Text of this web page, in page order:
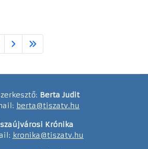
Berta Judit
berta@tiszatv.hu
Krónika
kronika@tiszatv.hu